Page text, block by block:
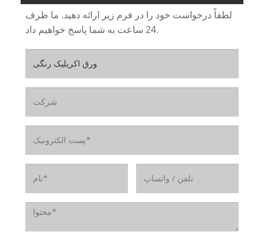
لطفاً درخواست خود را در فرم زیر ارائه دهید. ما ظرف
24 ساعت به شما پاسخ خواهیم داد.